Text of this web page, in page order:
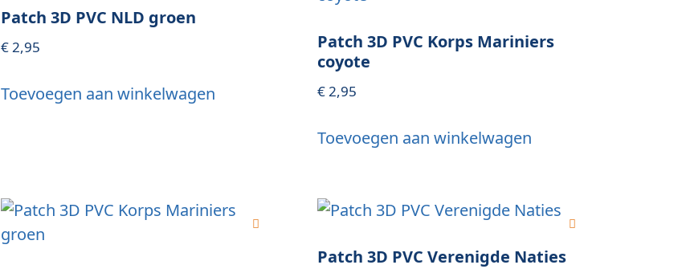
Patch 3D PVC NLD groen
€2,95
Toevoegen aan winkelwagen
Patch 3D PVC Korps Mariniers
coyote
€2,95
Toevoegen aan winkelwagen
Patch 3D PVC Verenigde Naties